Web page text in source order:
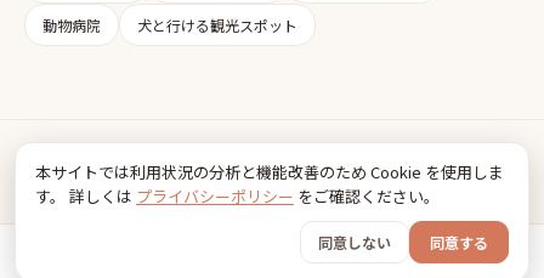
動物病院 犬と行ける観光スポット
Inudia
犬とお出かけ情報
© 2026 FancyBox
本サイトでは利用状況の分析と機能改善のため Cookie を使用しま
す。 詳しくは プライバシーポリシー をご確認ください。
同意しない 同意する